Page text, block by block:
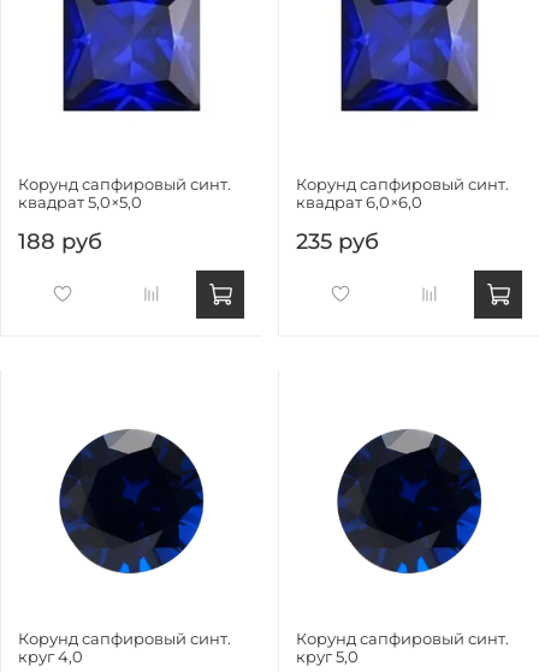
Корунд сапфировый синт.
квадрат 5,0×5,0
188 руб
Корунд сапфировый синт.
квадрат 6,0×6,0
235 руб
Корунд сапфировый синт.
круг 4,0
Корунд сапфировый синт.
круг 5,0